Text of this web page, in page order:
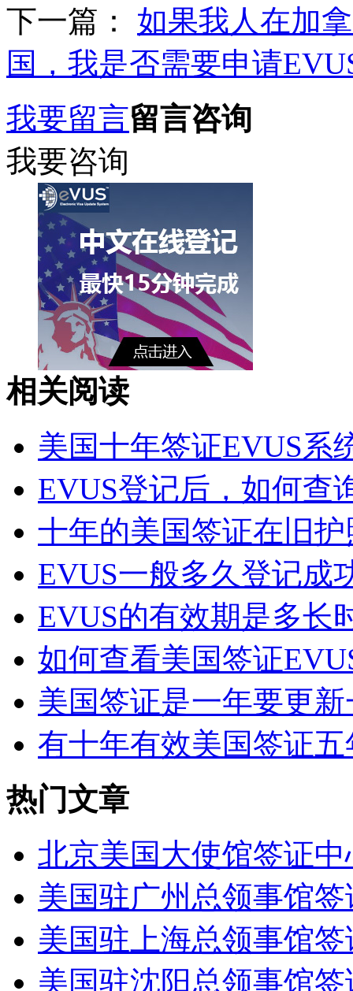
下一篇： 如果我人在加
国，我是否需要申请
我要留言留言咨询
我要咨询
相关阅读
美国十年签证EVUS系
EVUS登记后，如何查
十年的美国签证在旧
EVUS一般多久登记成
EVUS的有效期是多长
如何查看美国签证
美国签证是一年要更
有十年有效美国签证
热门文章
北京美国大使馆签证中
美国驻广州总领事馆
美国驻上海总领事馆
美国驻沈阳总领事馆